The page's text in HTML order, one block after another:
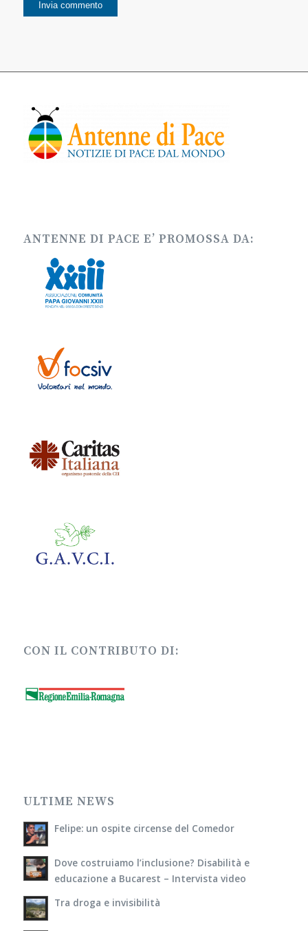
ANTENNE DI PACE E’ PROMOSSA DA:
CON IL CONTRIBUTO DI:
ULTIME NEWS
Felipe: un ospite circense del Comedor
Dove costruiamo l’inclusione? Disabilità e
educazione a Bucarest – Intervista video
Tra droga e invisibilità